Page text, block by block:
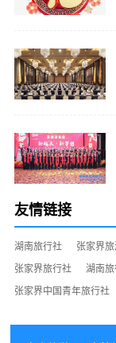
友情链接
湖南旅行社 张家界
张家界旅行社
湖南
张家界中国青年旅行社